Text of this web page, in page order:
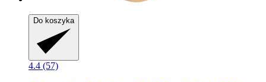
Do koszyka
4.4 (57)